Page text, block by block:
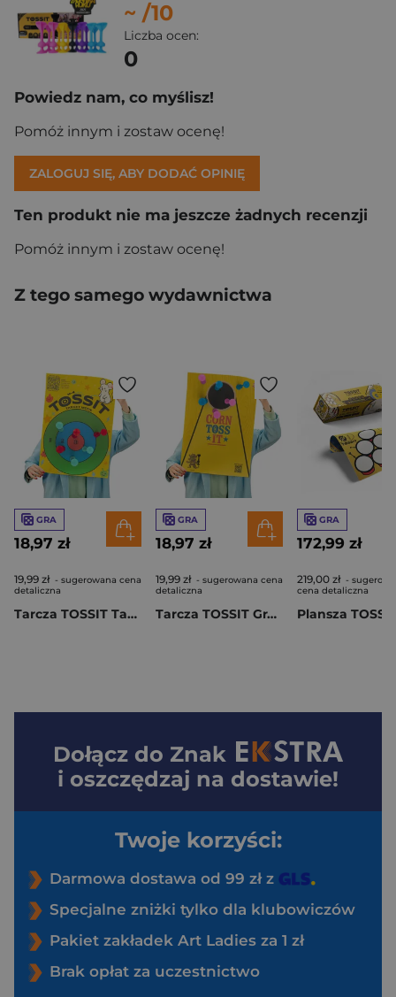
~ /10
Liczba ocen:
0
Powiedz nam, co myślisz!
Pomóż innym i zostaw ocenę!
ZALOGUJ SIĘ, ABY DODAĆ OPINIĘ
Ten produkt nie ma jeszcze żadnych recenzji
Pomóż innym i zostaw ocenę!
Z tego samego wydawnictwa
GRA
18,97 zł
19,99 zł - sugerowana cena
detaliczna
Tarcza TOSSIT Target & Tic-Tac-Toe
GRA
18,97 zł
19,99 zł - sugerowana cena
detaliczna
Tarcza TOSSIT Gra w obowiązki & Cornhole
GRA
172,99 zł
219,00 zł -
cena detaliczna
Dołącz do Znak
i oszczędzaj na dostawie!
Twoje korzyści:
Darmowa dostawa od 99 zł z
Specjalne zniżki tylko dla klubowiczów
Pakiet zakładek Art Ladies za 1 zł
Brak opłat za uczestnictwo